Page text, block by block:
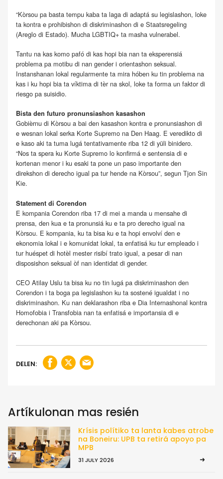
“Kòrsou pa basta tempu kaba ta laga di adaptá su legislashon, loke
ta kontra e prohibishon di diskriminashon di e Staatsregeling
(Areglo di Estado). Mucha LGBTIQ+ ta masha vulnerabel.
Tantu na kas komo pafó di kas hopi bia nan ta eksperensiá
problema pa motibu di nan gender i orientashon seksual.
Instanshanan lokal regularmente ta mira hóben ku tin problema na
kas i ku hopi bia ta víktima di tèr na skol, loke ta forma un faktor di
riesgo pa suisidio.
Bista den futuro pronunsiashon kasashon
Gobièrnu di Kòrsou a bai den kasashon kontra e pronunsiashon di
e wesnan lokal serka Korte Supremo na Den Haag. E veredikto di
e kaso aki ta tuma lugá tentativamente riba 12 di yüli binidero.
“Nos ta spera ku Korte Supremo lo konfirmá e sentensia di e
kortenan menor i ku esaki ta pone un paso importante den
direkshon di derecho igual pa tur hende na Kòrsou”, segun Tjon Sin
Kie.
Statement di Corendon
E kompania Corendon riba 17 di mei a manda u mensahe di
prensa, den kua e ta pronunsiá ku e ta pro derecho igual na
Kòrsou. E kompania, ku ta bisa ku e ta hopi envolví den e
ekonomia lokal i e komunidat lokal, ta enfatisá ku tur empleado i
tur huéspet di hotèl mester risibí trato igual, a pesar di nan
disposishon seksual òf nan identidat di gender.
CEO Atilay Uslu ta bisa ku no tin lugá pa diskriminashon den
Corendon i ta boga pa legislashon ku ta sostené igualdat i no
diskriminashon. Ku nan deklarashon riba e Dia Internashonal kontra
Homofobia i Transfobia nan ta enfatisá e importansia di e
derechonan aki pa Kòrsou.
DELEN:
Artíkulonan mas resién
Krísis polítiko ta lanta kabes atrobe
na Boneiru: UPB ta retirá apoyo pa
MPB
31 JULY 2026